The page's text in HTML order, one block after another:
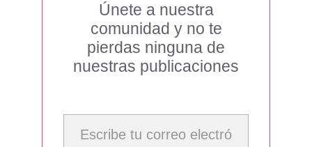
Únete a nuestra
comunidad y no te
pierdas ninguna de
nuestras publicaciones
Escribe tu correo electrónico…